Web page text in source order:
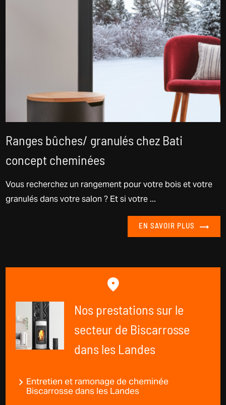
Ranges bûches/ granulés chez Bati
concept cheminées
Vous recherchez un rangement pour votre bois et votre
granulés dans votre salon ? Et si votre ...
EN SAVOIR PLUS
Nos prestations sur le
secteur de Biscarrosse
dans les Landes
Entretien et ramonage de cheminée
Biscarrosse dans les Landes